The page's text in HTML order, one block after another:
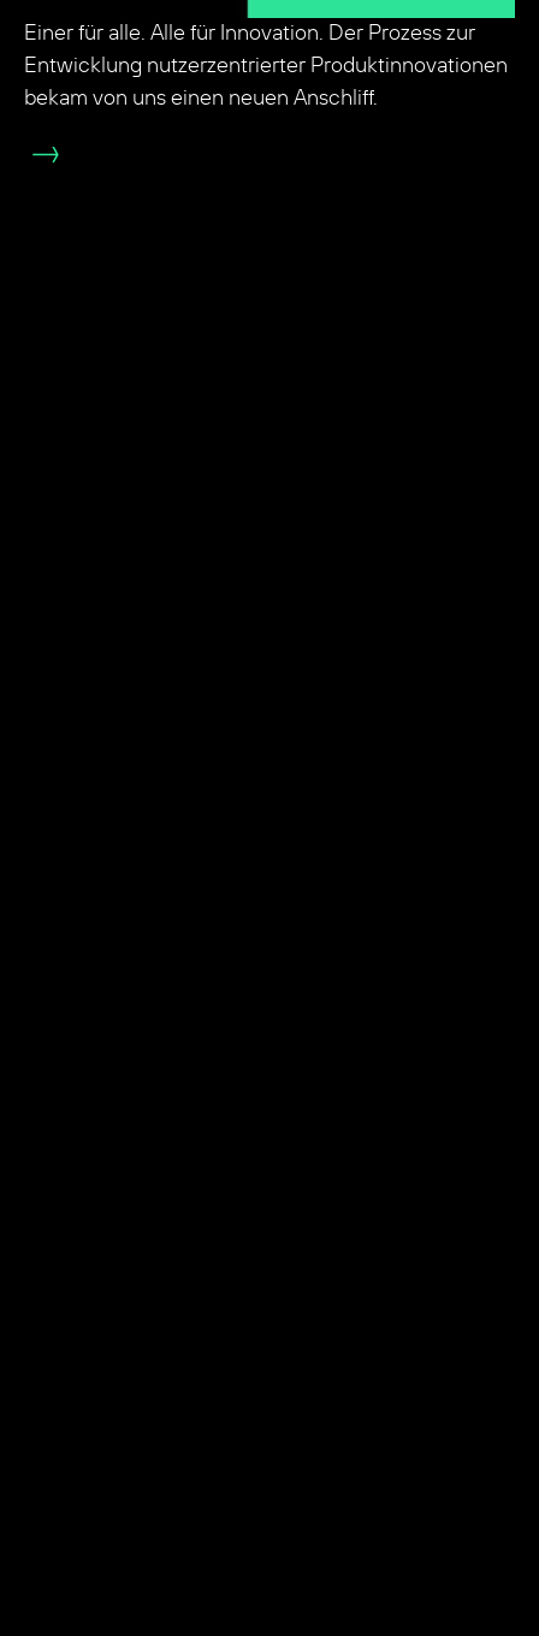
Einer für alle. Alle für Innovation. Der Prozess zur
Entwicklung nutzerzentrierter Produktinnovationen
bekam von uns einen neuen Anschliff.